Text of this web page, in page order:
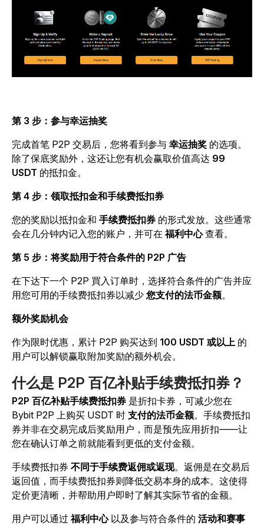
第 3 步：参与幸运抽奖
完成首笔 P2P 交易后，您将看到参与 幸运抽奖 的选项。
除了保底奖励外，这还让您有机会赢取价值高达 99
USDT 的抵扣金。
第 4 步：领取抵扣金和手续费抵扣券
您的奖励以抵扣金和 手续费抵扣券 的形式发放。这些通常
会在几分钟内记入您的账户，并可在福利中心查看。
第 5 步：将奖励用于符合条件的 P2P 广告
在下达下一个 P2P 買入订单时，选择符合条件的广告并应
用您可用的手续费抵扣券以减少 您支付的法币金额。
额外奖励机会
作为限时优惠，累计 P2P 购买达到 100 USDT 或以上 的
用户可以解锁赢取附加奖励的额外机会。
什么是 P2P 百亿补贴手续费抵扣券？
P2P 百亿补贴手续费抵扣券 是折扣卡券，可减少您在
Bybit P2P 上购买 USDT 时 支付的法币金额。手续费抵扣
券并非在交易完成后奖励用户，而是预先应用折扣——让
您在确认订单之前就能看到更低的支付金额。
手续费抵扣券 不同于手续费返佣或返现。返佣是在交易后
返回值，而手续费抵扣券则降低交易本身的成本。这使得
定价更清晰，并帮助用户即时了解其实际节省的金额。
用户可以通过福利中心以及参与符合条件的 活动和赛事